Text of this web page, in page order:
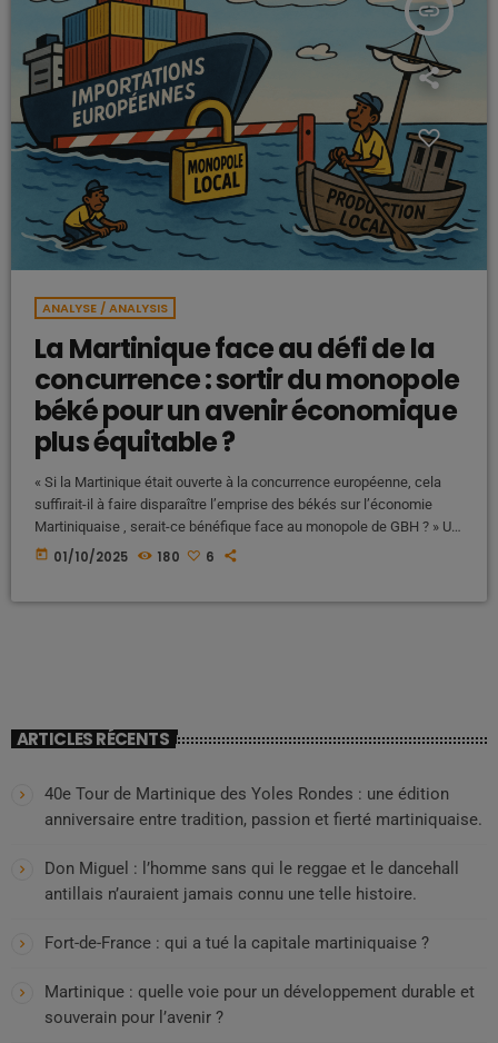
insert_link
ANALYSE / ANALYSIS
La Martinique face au défi de la
concurrence : sortir du monopole
béké pour un avenir économique
plus équitable ?
« Si la Martinique était ouverte à la concurrence européenne, cela
suffirait-il à faire disparaître l’emprise des békés sur l’économie
Martiniquaise , serait-ce bénéfique face au monopole de GBH ? » Un
héritage lourd : le poids des békés dans l’économie Depuis
today 01/10/2025 180 6
ARTICLES RÉCENTS
40e Tour de Martinique des Yoles Rondes : une édition
anniversaire entre tradition, passion et fierté martiniquaise.
Don Miguel : l’homme sans qui le reggae et le dancehall
antillais n’auraient jamais connu une telle histoire.
Fort-de-France : qui a tué la capitale martiniquaise ?
Martinique : quelle voie pour un développement durable et
souverain pour l’avenir ?